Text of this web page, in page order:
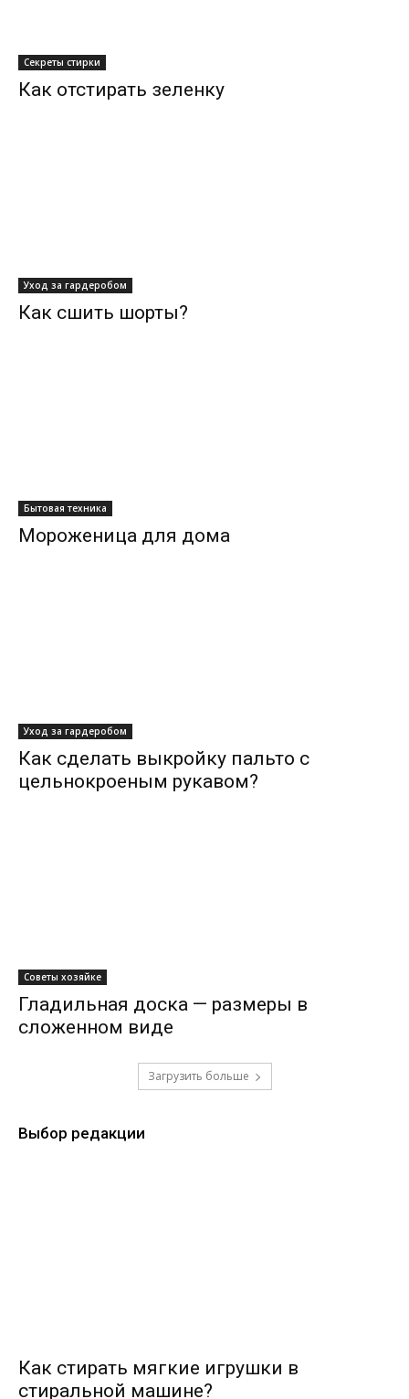
Секреты стирки
Как отстирать зеленку
Уход за гардеробом
Как сшить шорты?
Бытовая техника
Мороженица для дома
Уход за гардеробом
Как сделать выкройку пальто с
цельнокроеным рукавом?
Советы хозяйке
Гладильная доска — размеры в
сложенном виде
Загрузить больше
Выбор редакции
Как стирать мягкие игрушки в
стиральной машине?